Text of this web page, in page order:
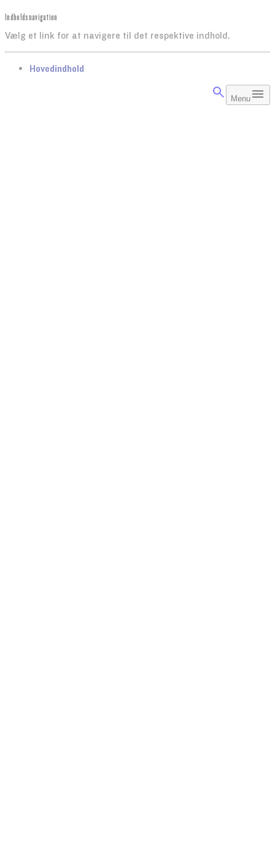
Indholdsnavigation
Vælg et link for at navigere til det respektive indhold.
gå til
Hovedindhold
Menu